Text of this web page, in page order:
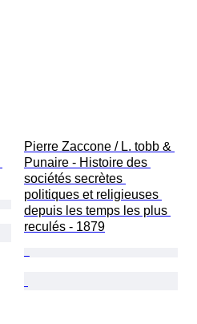
Pierre Zaccone / L. tobb &
Punaire - Histoire des
sociétés secrètes
politiques et religieuses
depuis les temps les plus
reculés - 1879